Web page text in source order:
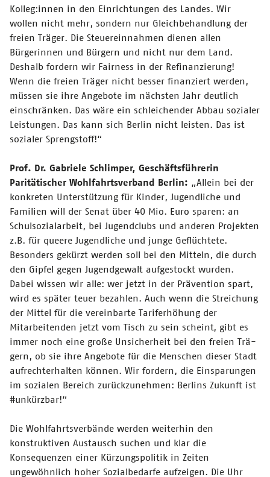
Kolleg:innen in den Einrichtungen des Landes. Wir
wollen nicht mehr, sondern nur Gleichbehandlung der
freien Träger. Die Steuereinnahmen dienen allen
Bürgerinnen und Bürgern und nicht nur dem Land.
Deshalb fordern wir Fairness in der Refinanzierung!
Wenn die freien Träger nicht besser finanziert werden,
müssen sie ihre Angebote im nächsten Jahr deutlich
einschränken. Das wäre ein schleichender Abbau sozialer
Leistungen. Das kann sich Berlin nicht leisten. Das ist
sozialer Sprengstoff!“
Prof. Dr. Gabriele Schlimper, Geschäftsführerin
Paritätischer Wohlfahrtsverband Berlin: „Allein bei der
konkreten Unterstützung für Kinder, Jugendliche und
Familien will der Senat über 40 Mio. Euro sparen: an
Schulsozialarbeit, bei Jugendclubs und anderen Projekten
z.B. für queere Jugendliche und junge Geflüchtete.
Besonders gekürzt werden soll bei den Mitteln, die durch
den Gipfel gegen Jugendgewalt aufgestockt wurden.
Dabei wissen wir alle: wer jetzt in der Prävention spart,
wird es später teuer bezahlen. Auch wenn die Streichung
der Mittel für die vereinbarte Tariferhöhung der
Mitarbeitenden jetzt vom Tisch zu sein scheint, gibt es
immer noch eine große Unsicherheit bei den freien Trä-
gern, ob sie ihre Angebote für die Menschen dieser Stadt
aufrechterhalten können. Wir fordern, die Einsparungen
im sozialen Bereich zurückzunehmen: Berlins Zukunft ist
#unkürzbar!“
Die Wohlfahrtsverbände werden weiterhin den
konstruktiven Austausch suchen und klar die
Konsequenzen einer Kürzungspolitik in Zeiten
ungewöhnlich hoher Sozialbedarfe aufzeigen. Die Uhr